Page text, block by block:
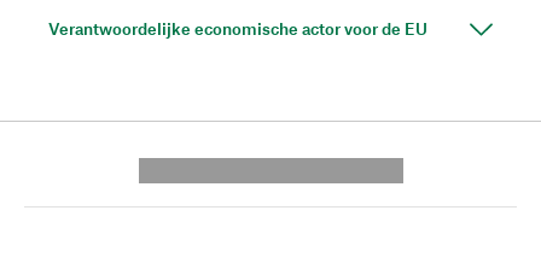
Verantwoordelijke economische actor voor de EU